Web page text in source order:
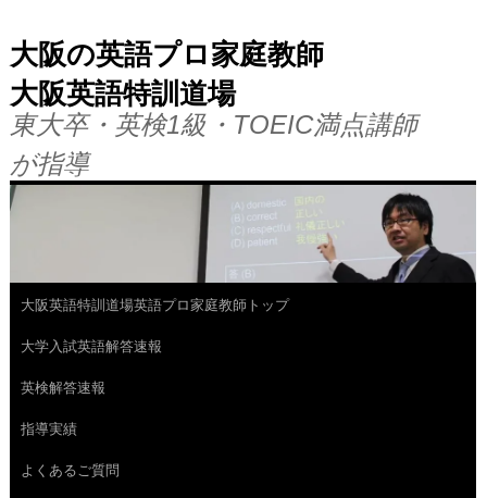
大阪の英語プロ家庭教師
大阪英語特訓道場
東大卒・英検1級・TOEIC満点講師
が指導
コ
ン
テ
ン
ツ
大阪英語特訓道場英語プロ家庭教師トップ
大学入試英語解答速報
英検解答速報
指導実績
よくあるご質問